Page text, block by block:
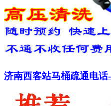
济南西客站马桶疏通电